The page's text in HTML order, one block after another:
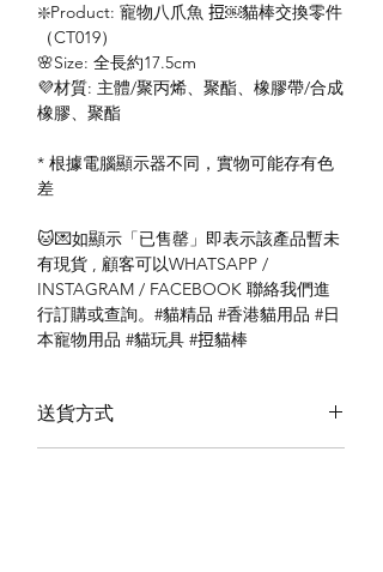
❇️Product: 寵物八爪魚 𢭃￼貓棒交換零件
（CT019）
🌸Size: 全長約17.5cm
💜材質: 主體/聚丙烯、聚酯、橡膠帶/合成
橡膠、聚酯
* 根據電腦顯示器不同，實物可能存有色
差
🐱💌如顯示「已售罄」即表示該產品暫未
有現貨 , 顧客可以WHATSAPP /
INSTAGRAM / FACEBOOK 聯絡我們進
行訂購或查詢。#貓精品 #香港貓用品 #日
本寵物用品 #貓玩具 #𢭃貓棒
送貨方式